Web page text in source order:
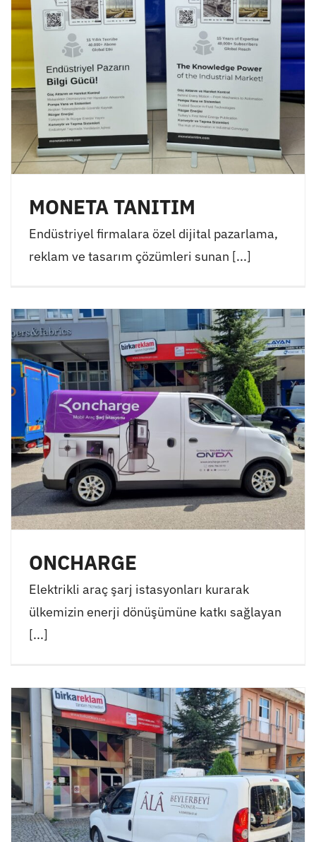
MONETA TANITIM
Endüstriyel firmalara özel dijital pazarlama,
reklam ve tasarım çözümleri sunan [...]
ONCHARGE
Elektrikli araç şarj istasyonları kurarak
ülkemizin enerji dönüşümüne katkı sağlayan
[...]